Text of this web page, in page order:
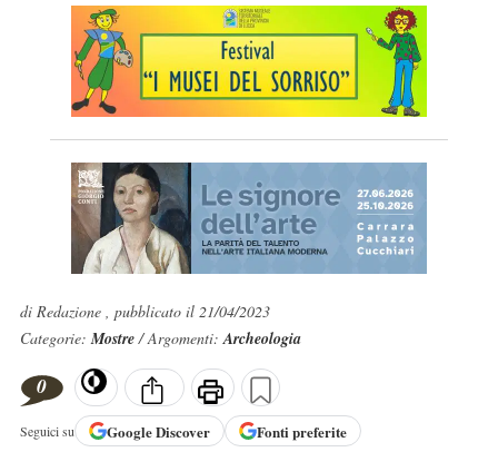
di Redazione , pubblicato il 21/04/2023
Categorie:Mostre/ Argomenti:Archeologia
0
Seguici su GoogleDiscover Fonti preferite